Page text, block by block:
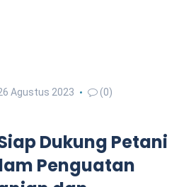
Agustus 2023 (0)
Dukung Petani
Penguatan